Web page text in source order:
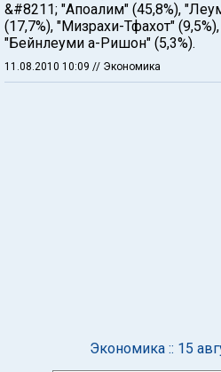
&#8211; "Апоалим" (45,8%),
(17,7%), "Мизрахи-Тфахот"
"Бейнлеуми а-Ришон" (5,3%).
11.08.2010 10:09 // Экономика
Экономика :: 15